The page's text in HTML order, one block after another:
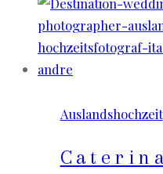
Auslandshochzeit